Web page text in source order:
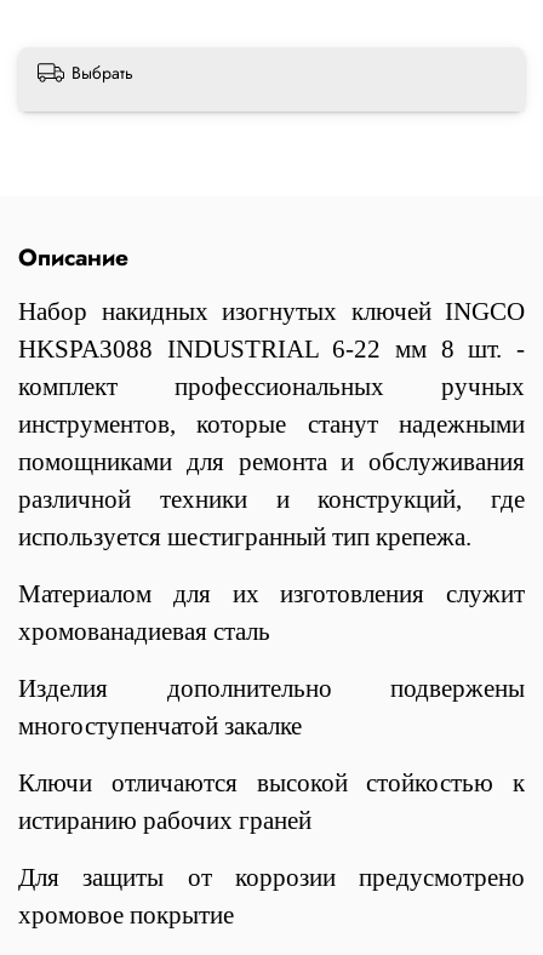
Выбрать
Описание
Набор накидных изогнутых ключей INGCO
HKSPA3088 INDUSTRIAL 6-22 мм 8 шт. -
комплект профессиональных ручных
инструментов, которые станут надежными
помощниками для ремонта и обслуживания
различной техники и конструкций, где
используется шестигранный тип крепежа.
Материалом для их изготовления служит
хромованадиевая сталь
Изделия дополнительно подвержены
многоступенчатой закалке
Ключи отличаются высокой стойкостью к
истиранию рабочих граней
Для защиты от коррозии предусмотрено
хромовое покрытие